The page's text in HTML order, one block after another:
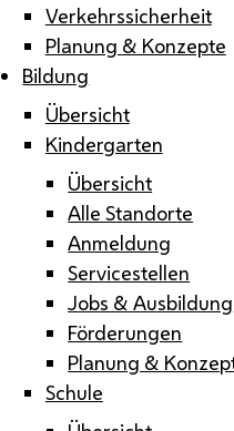
Verkehrssicherheit
Planung & Konzepte
Bildung
Übersicht
Kindergarten
Übersicht
Alle Standorte
Anmeldung
Servicestellen
Jobs & Ausbildung
Förderungen
Planung &
Schule